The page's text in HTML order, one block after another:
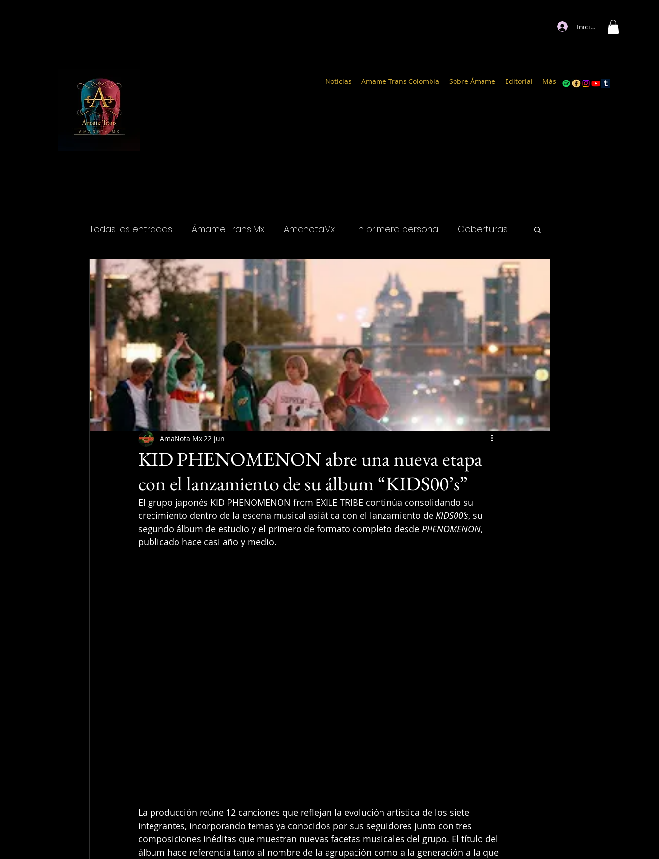
Iniciar sesión
Noticias Amame Trans Colombia Sobre Ámame Editorial Más
Todas las entradas Ámame Trans Mx AmanotaMx En primera persona Coberturas
Espectáculos Cine y televisión Salud & bienestar
KID PHENOMENON abre una nueva etapa
con el lanzamiento de su álbum “KIDS00’s”
AmaNota Mx 22 jun
El grupo japonés KID PHENOMENON from EXILE TRIBE continúa consolidando su
crecimiento dentro de la escena musical asiática con el lanzamiento de KIDS00’s, su
segundo álbum de estudio y el primero de formato completo desde PHENOMENON,
publicado hace casi año y medio.
La producción reúne 12 canciones que reflejan la evolución artística de los siete
integrantes, incorporando temas ya conocidos por sus seguidores junto con tres
composiciones inéditas que muestran nuevas facetas musicales del grupo. El título del
álbum hace referencia tanto al nombre de la agrupación como a la generación a la que